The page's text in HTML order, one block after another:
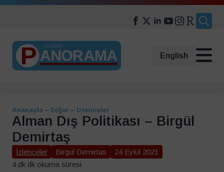
English
Anasayfa – Diğer – İzlenceler
Alman Dış Politikası – Birgül
Demirtaş
İzlenceler Birgul Demirtas
24 Eylül 2021
4 dk dk okuma süresi